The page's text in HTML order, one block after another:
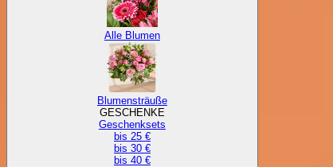
Alle Blumen
Blumensträuße
GESCHENKE
Geschenksets
bis 25 €
bis 30 €
bis 40 €